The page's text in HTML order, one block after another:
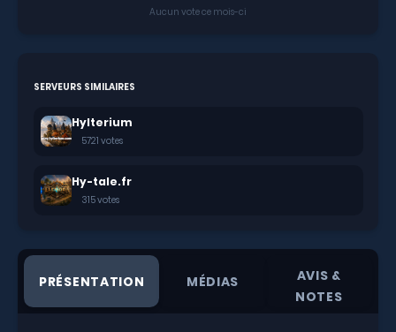
Aucun vote ce mois-ci
SERVEURS SIMILAIRES
Hylterium
5721 votes
Hy-tale.fr
315 votes
PRÉSENTATION MÉDIAS
AVIS &
NOTES